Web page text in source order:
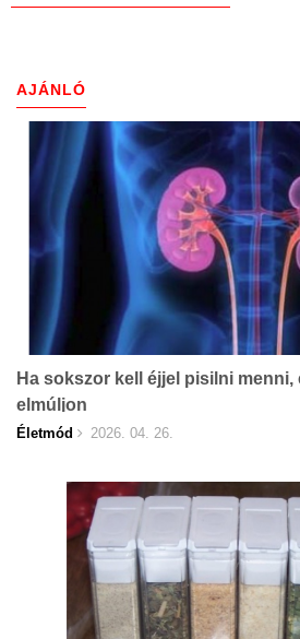
AJÁNLÓ
Ha sokszor kell éjjel pisilni
elmúljon
Életmód 2026. 04. 26.